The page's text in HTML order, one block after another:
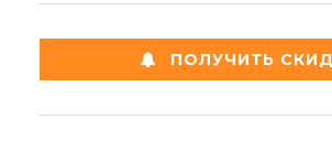
ПОЛУЧИТЬ